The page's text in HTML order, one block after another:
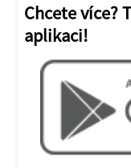
Chcete více?
aplikaci!